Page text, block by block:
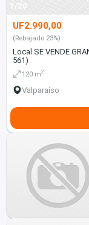
1/20
UF2.990,00
(Rebajado 23%)
Local SE VENDE
561)
120 m2
Valparaíso